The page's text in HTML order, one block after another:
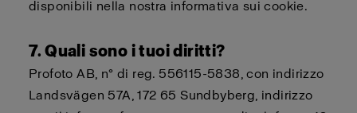
disponibili nella nostra informativa sui cookie.
7. Quali sono i tuoi diritti?
Profoto AB, n° di reg. 556115-5838, con indirizzo
Landsvägen 57A, 172 65 Sundbyberg, indirizzo